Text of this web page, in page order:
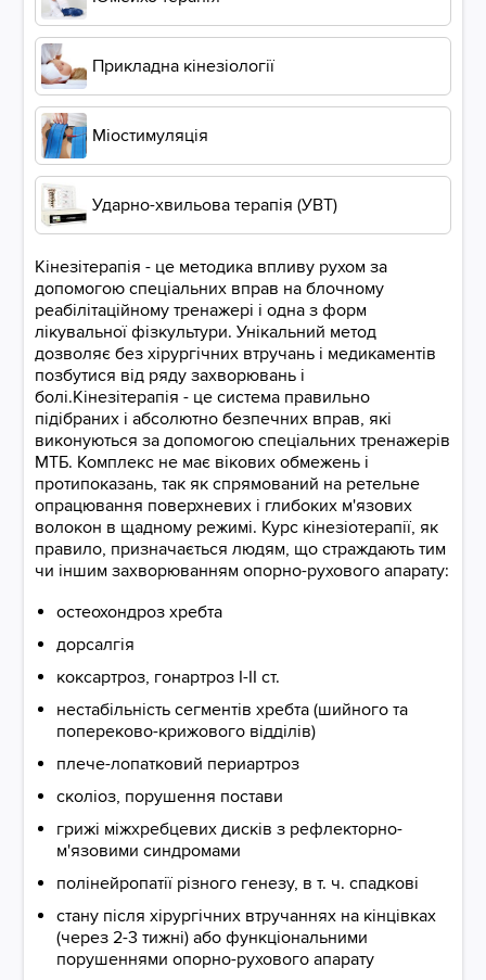
Прикладна кінезіології
Міостимуляція
Ударно-хвильова терапія (УВТ)
Кінезітерапія - це методика впливу рухом за
допомогою спеціальних вправ на блочному
реабілітаційному тренажері і одна з форм
лікувальної фізкультури. Унікальний метод
дозволяє без хірургічних втручань і медикаментів
позбутися від ряду захворювань і
болі.Кінезітерапія - це система правильно
підібраних і абсолютно безпечних вправ, які
виконуються за допомогою спеціальних тренажерів
МТБ. Комплекс не має вікових обмежень і
протипоказань, так як спрямований на ретельне
опрацювання поверхневих і глибоких м'язових
волокон в щадному режимі. Курс кінезіотерапії, як
правило, призначається людям, що страждають тим
чи іншим захворюванням опорно-рухового апарату:
остеохондроз хребта
дорсалгія
коксартроз, гонартроз I-II ст.
нестабільність сегментів хребта (шийного та
попереково-крижового відділів)
плече-лопатковий периартроз
сколіоз, порушення постави
грижі міжхребцевих дисків з рефлекторно-
м'язовими синдромами
полінейропатії різного генезу, в т. ч. спадкові
стану після хірургічних втручаннях на кінцівках
(через 2-3 тижні) або функціональними
порушеннями опорно-рухового апарату